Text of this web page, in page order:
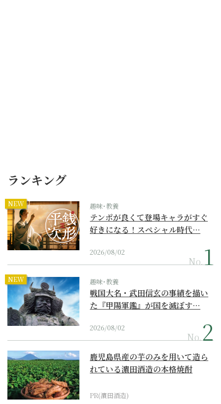
ランキング
NEW 趣味･教養
テンポが良くて登場キャラがすぐ
好きになる！スペシャル時代…
2026/08/02
No.
NEW 趣味･教養
戦国大名・武田信玄の事績を描い
た『甲陽軍鑑』が国を滅ぼす…
2026/08/02
No.
鹿児島県産の芋のみを用いて造ら
れている濵田酒造の本格焼酎
PR(濵田酒造)